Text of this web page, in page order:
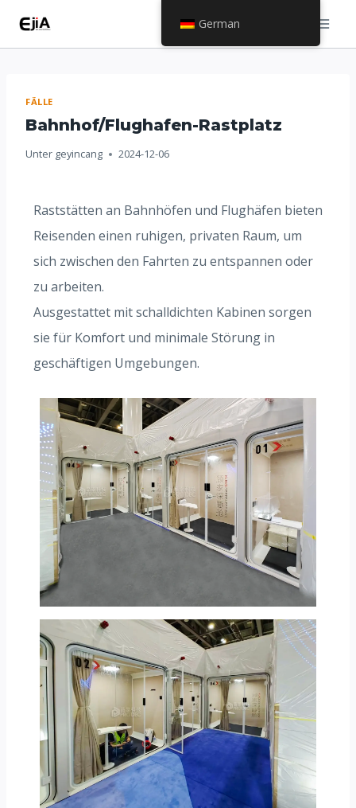
FÄLLE
Bahnhof/Flughafen-Rastplatz
Unter geyincang 2024-12-06
Raststätten an Bahnhöfen und Flughäfen bieten
Reisenden einen ruhigen, privaten Raum, um
sich zwischen den Fahrten zu entspannen oder
zu arbeiten.
Ausgestattet mit schalldichten Kabinen sorgen
sie für Komfort und minimale Störung in
geschäftigen Umgebungen.
German